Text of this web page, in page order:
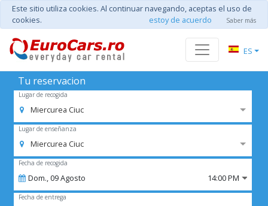
Este sitio utiliza cookies. Al continuar navegando, aceptas el uso de
cookies.
estoy de acuerdo Saber más
ES
Tu reservacion
Lugar de recogida
Miercurea Ciuc
Lugar de enseñanza
Miercurea Ciuc
Fecha de recogida
Dom.,09Agosto 14:00 PM
Fecha de entrega